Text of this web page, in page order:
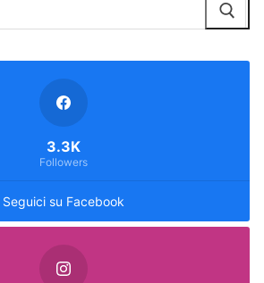
Seguici su Facebook
3.3K
Followers